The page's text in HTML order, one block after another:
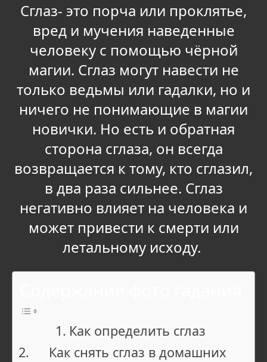
Сглаз- это порча или проклятье,
вред и мучения наведенные
человеку с помощью чёрной
магии. Сглаз могут навести не
только ведьмы или гадалки, но и
ничего не понимающие в магии
новички. Но есть и обратная
сторона сглаза, он всегда
возвращается к тому, кто сглазил,
в два раза сильнее. Сглаз
негативно влияет на человека и
может привести к смерти или
летальному исходу.
Как определить сглаз
Как снять сглаз в домашних